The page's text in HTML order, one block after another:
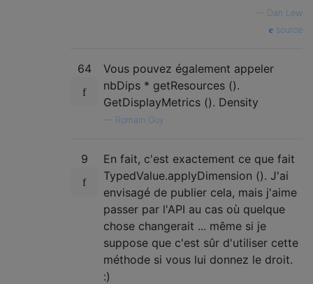
Dan Lew
source
64
Vous pouvez également appeler
nbDips * getResources ().
GetDisplayMetrics (). Density
Romain Guy
9
En fait, c'est exactement ce que fait
TypedValue.applyDimension (). J'ai
envisagé de publier cela, mais j'aime
passer par l'API au cas où quelque
chose changerait ... même si je
suppose que c'est sûr d'utiliser cette
méthode si vous lui donnez le droit.
:)